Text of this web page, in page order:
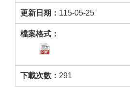
115-05-25
291